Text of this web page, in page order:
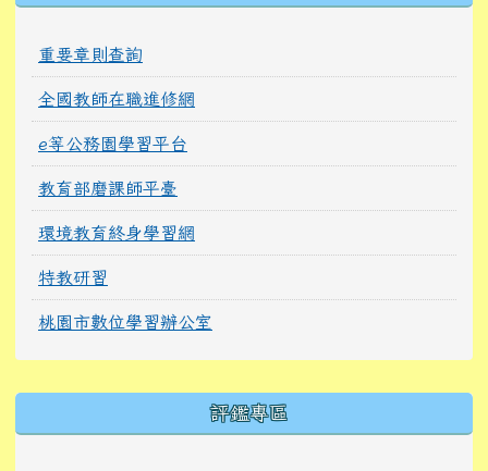
重要章則查詢
全國教師在職進修網
e等公務園學習平台
教育部磨課師平臺
環境教育終身學習網
特教研習
桃園市數位學習辦公室
評鑑專區